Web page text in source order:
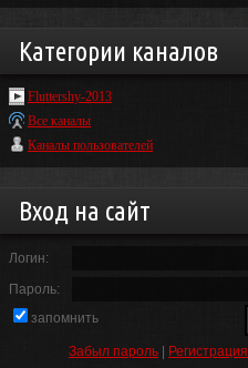
Категории каналов
Fluttershy-2013
Все каналы
Каналы пользователей
Вход на сайт
Логин:
Пароль:
запомнить
Забыл пароль Регистрация